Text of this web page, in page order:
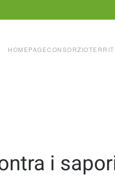
HOMEPAGECONSORZIO
i